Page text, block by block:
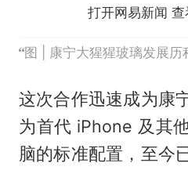
打开网易新闻
图 | 康宁大猩猩玻璃发展历
这次合作迅速成为康
为首代 iPhone 及其
脑的标准配置，至今